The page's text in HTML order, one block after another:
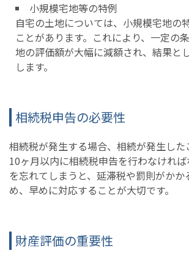
小規模宅地等の特例
自宅の土地については、小規模宅地の
ことがあります。これにより、一定の
地の評価額が大幅に減額され、結果と
します。
相続税申告の必要性
相続税が発生する場合、相続が発生した
10ヶ月以内に相続税申告を行わなけれ
を忘れてしまうと、延滞税や罰則がか
め、早めに対応することが大切です。
財産評価の重要性